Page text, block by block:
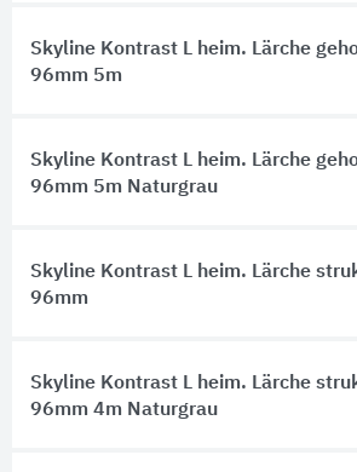
Skyline Kontrast L heim. Lärche
96mm 5m
Skyline Kontrast L heim. Lärche
96mm 5m Naturgrau
Skyline Kontrast L heim. Lärche
96mm
Skyline Kontrast L heim. Lärche
96mm 4m Naturgrau